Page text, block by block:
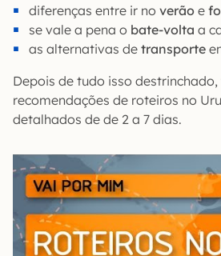
diferenças entre ir no verão e
se vale a pena o bate-volta a
as alternativas de transporte
Depois de tudo isso
recomendações de roteiros no
detalhados de de 2 a 7 dias.